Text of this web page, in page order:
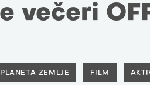
večeri
ZEMLJE FILM